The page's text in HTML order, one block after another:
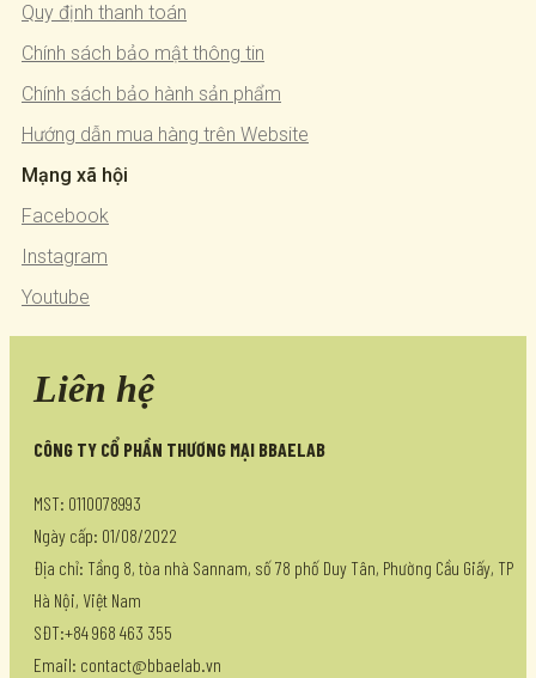
Quy định thanh toán
Chính sách bảo mật thông tin
Chính sách bảo hành sản phẩm
Hướng dẫn mua hàng trên Website
Mạng xã hội
Facebook
Instagram
Youtube
Liên hệ
CÔNG TY CỔ PHẦN THƯƠNG MẠI BBAELAB
MST: 0110078993
Ngày cấp: 01/08/2022
Địa chỉ: Tầng 8, tòa nhà Sannam, số 78 phố Duy Tân, Phường Cầu Giấy, TP
Hà Nội, Việt Nam
SĐT:+84 968 463 355
Email: contact@bbaelab.vn